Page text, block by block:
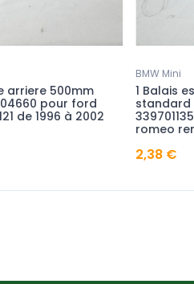
arriere 500mm
pour ford
de 1996 à 2002
BMW Mini
1 Balais
standard
romeo
2,38 €